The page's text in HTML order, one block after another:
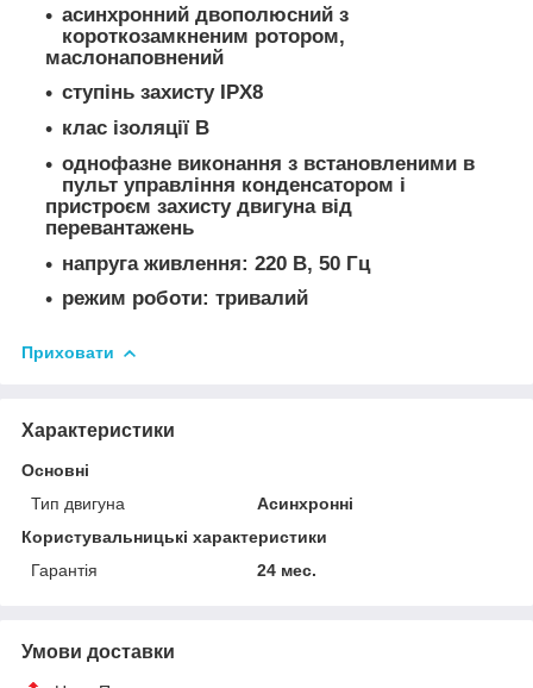
асинхронний двополюсний з
короткозамкненим ротором,
маслонаповнений
ступінь захисту IPХ8
клас ізоляції В
однофазне виконання з встановленими в
пульт управління конденсатором і
пристроєм захисту двигуна від
перевантажень
напруга живлення: 220 В, 50 Гц
режим роботи: тривалий
Приховати
Характеристики
Основні
Тип двигуна
Асинхронні
Користувальницькі характеристики
Гарантія
24 мес.
Умови доставки